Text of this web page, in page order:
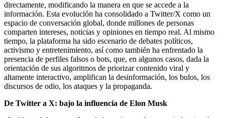
directamente, modificando la manera en que se accede a la
información. Esta evolución ha consolidado a Twitter/X como un
espacio de conversación global, donde millones de personas
comparten intereses, noticias y opiniones en tiempo real. Al mismo
tiempo, la plataforma ha sido escenario de debates políticos,
activismo y entretenimiento, así como también ha enfrentado la
presencia de perfiles falsos o bots, que, en algunos casos, dada la
orientación de sus algoritmos de priorizar contenido viral y
altamente interactivo, amplifican la desinformación, los bulos, los
discursos de odio, los ataques y la propaganda.
De Twitter a X: bajo la influencia de Elon Musk